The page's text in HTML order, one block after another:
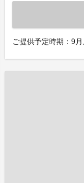
ご提供予定時期：9